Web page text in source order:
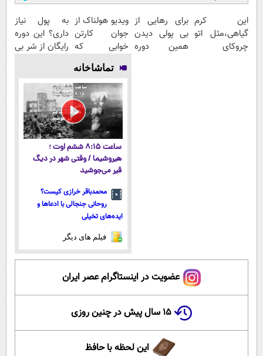
این کرم
گیاهی،مثل اتو
چروکای
برای رهایی از
بی پولی دیدن
همین دوره
ویدیو هولناک از
جوان کارتن
خوابی که
میلیاردر شد.
آموزش رایگان
به پول نیاز
داری؟ این دوره
رایگان از شر بی
تماشاخانه
ساعت ۸:۱۵ ششم اوت ؛
هیروشیما / وقتی شهر در دیگ
قیر می‌جوشید
محمدباقر خرازی کیست؟
روحانی جنجالی با ادعاها و
ایده‌های تخیلی
فیلم های دیگر
عضویت در اینستاگرام عصر ایران
۱۵ سال پیش در چنین روزی
این لحظه با حافظ